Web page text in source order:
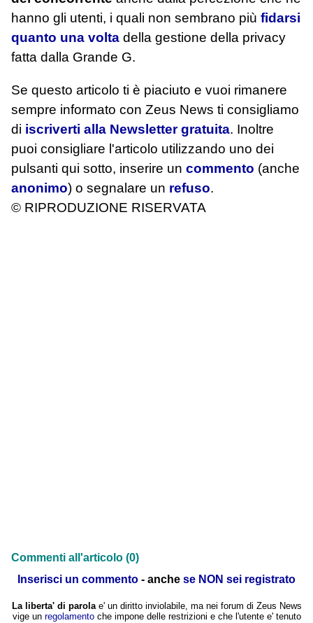
hanno gli utenti, i quali non sembrano più fidarsi
quanto una volta della gestione della privacy
fatta dalla Grande G.
Se questo articolo ti è piaciuto e vuoi rimanere
sempre informato con Zeus News ti consigliamo
di iscriverti alla Newsletter gratuita. Inoltre
puoi consigliare l'articolo utilizzando uno dei
pulsanti qui sotto, inserire un commento (anche
anonimo) o segnalare un refuso.
© RIPRODUZIONE RISERVATA
Commenti all'articolo (0)
Inserisci un commento - anche se NON sei registrato
La liberta' di parolae' un diritto inviolabile, ma nei forum di Zeus News
vige un regolamentoche impone delle restrizioni e che l'utente e' tenuto